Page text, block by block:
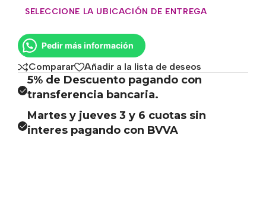
SELECCIONE LA UBICACIÓN DE ENTREGA
Pedir más información
Comparar Añadir a la lista de deseos
5% de Descuento pagando con
transferencia bancaria.
Martes y jueves 3 y 6 cuotas sin
interes pagando con BVVA